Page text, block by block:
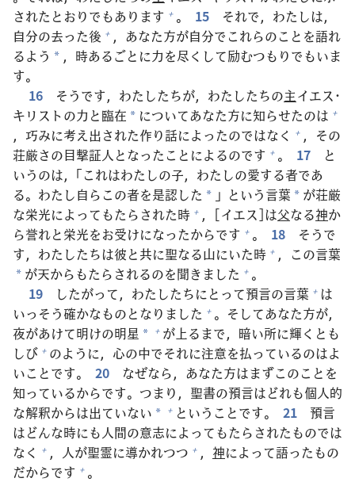
されたとおりでもあります + 。 15
それで，わたしは，
自分の去った後 + ，あなた方が自分でこれらのことを語れ
るよう * ， 時あるごとに力を尽くして励むつもりでもいま
す。
16
そうです，わたしたちが，わたしたちの主イエス･
キリストの力と臨在 * についてあなた方に知らせたのは +
， 巧みに考え出された作り話によったのではなく + ，その
荘厳さの目撃証人となったことによるのです + 。 17
と
いうのは，「これはわたしの子，わたしの愛する者であ
る。わたし自らこの者を是認した * 」という言葉 * が荘厳
な栄光によってもたらされた時 + ，[イエス]は父なる神か
ら誉れと栄光をお受けになったからです + 。 18
そうで
す，わたしたちは彼と共に聖なる山にいた時 + ，この言葉
* が天からもたらされるのを聞きました + 。
19
したがって，わたしたちにとって預言の言葉 + は
いっそう確かなものとなりました + 。そしてあなた方が，
夜があけて明けの明星 * + が 上るまで， 暗い所に輝くとも
しび + のように， 心の中でそれに注意を払っているのはよ
いことです。
20 なぜなら，あなた方はまずこのことを
知っているからです。つまり， 聖書の預言はどれも個人的
な解釈からは出ていない * + ということです。 21 預言
はどんな時にも人間の意志によってもたらされたものでは
なく + ， 人が聖霊に導かれつつ + ， 神によって語ったもの
だからです + 。